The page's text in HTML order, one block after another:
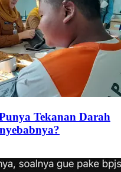
Tekanan Darah